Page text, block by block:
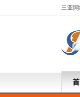
三亚